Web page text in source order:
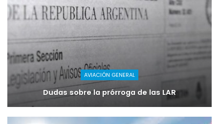
AVIACIÓN GENERAL
Dudas sobre la prórroga de las LAR